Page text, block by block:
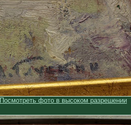
Посмотреть фото в высоком разрешении